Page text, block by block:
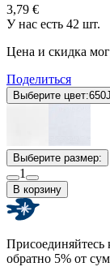
3,79 €
У нас есть 42 шт.
Цена и скидка
Поделиться
Выберите цвет:
Выберите размер:
1
В корзину
Присоединяйтесь
обратно 5% от